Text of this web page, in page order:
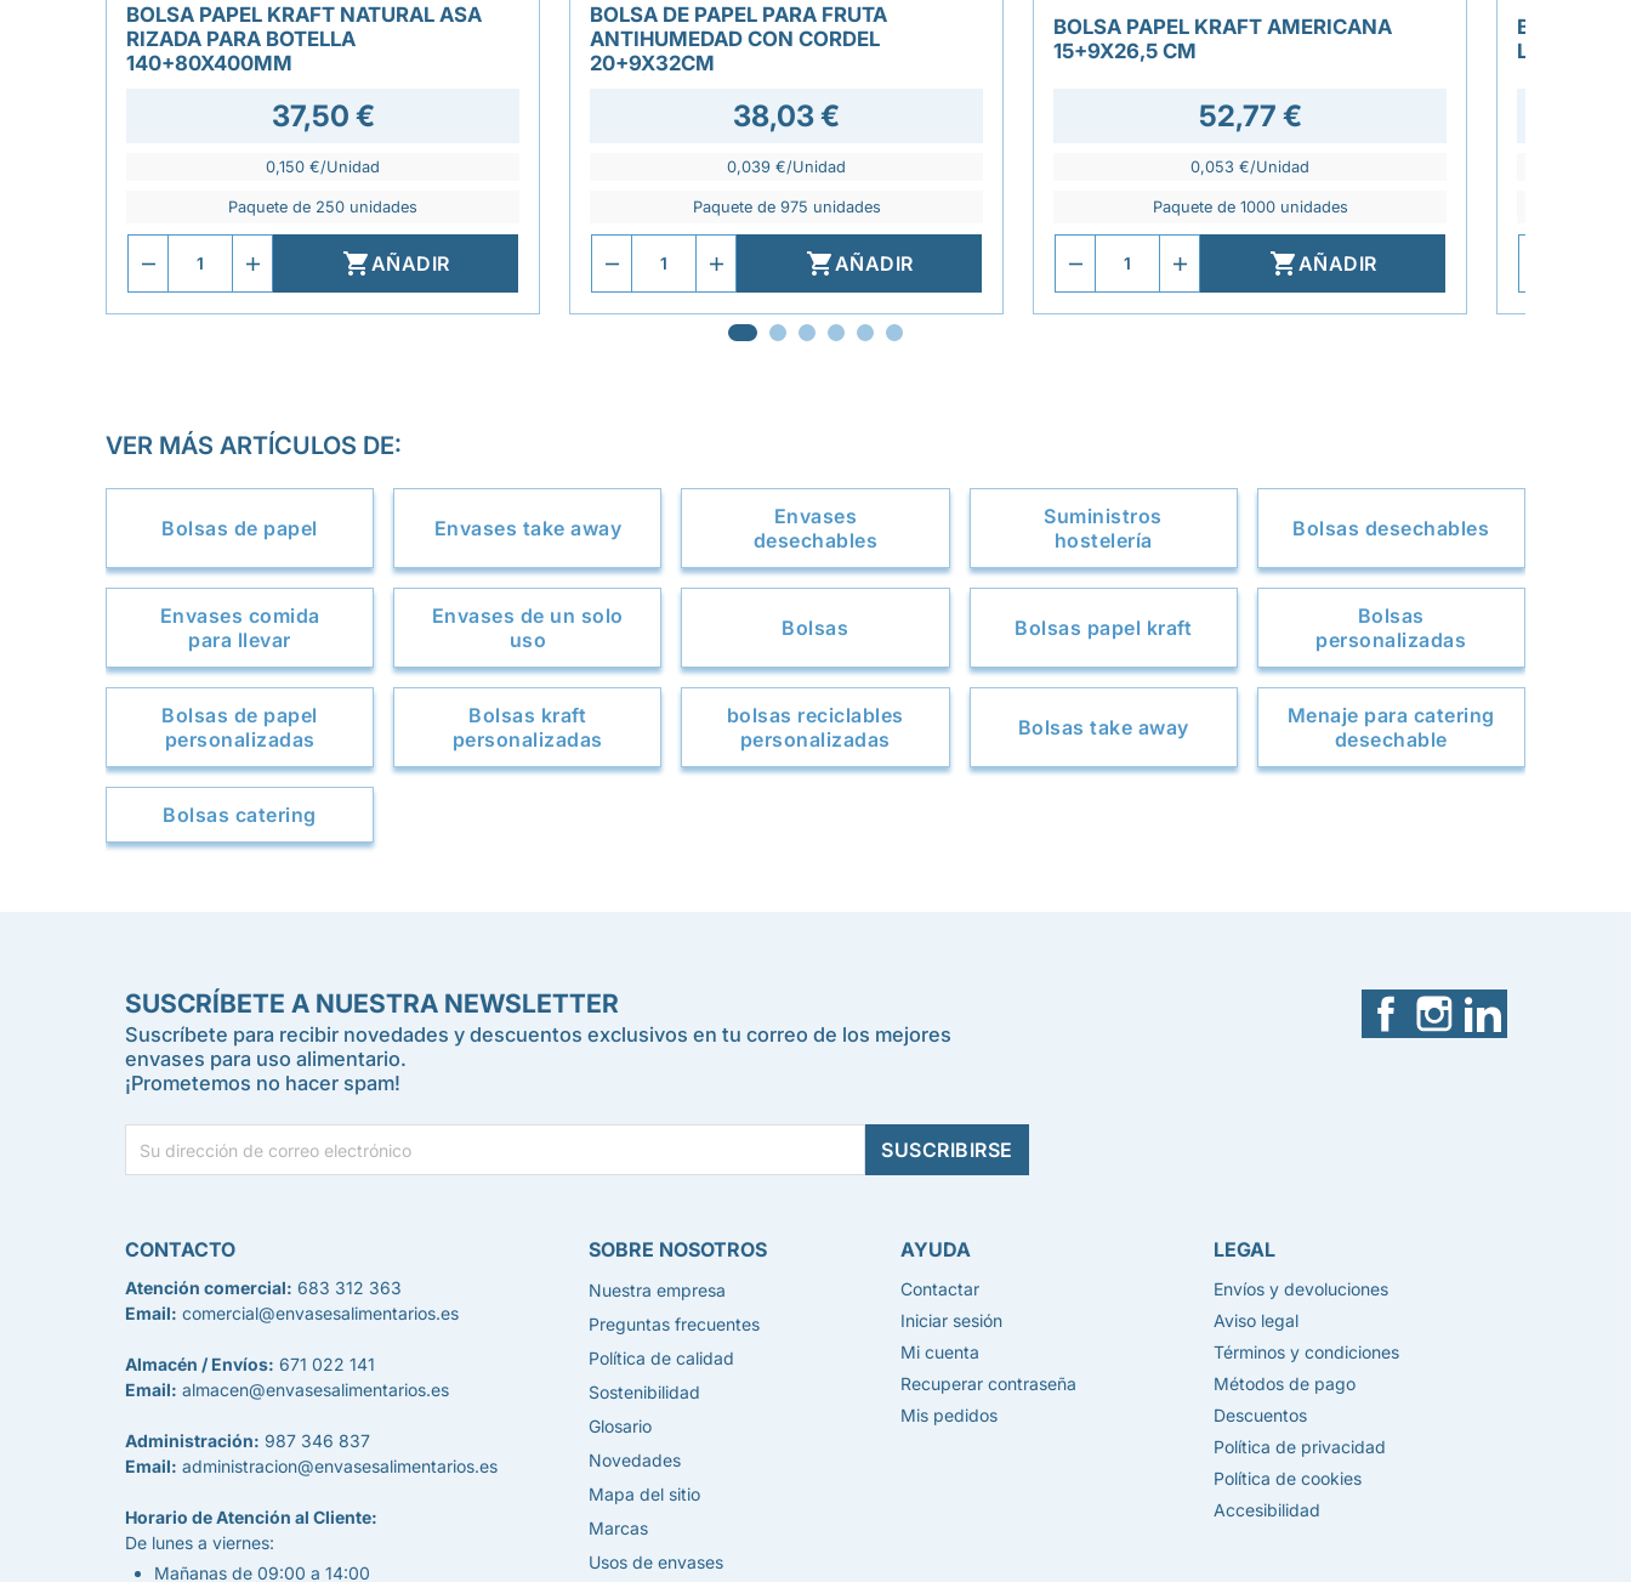
BOLSA PAPEL KRAFT NATURAL ASA
RIZADA PARA BOTELLA
140+80X400MM
37,50 €
0,150 €/Unidad
Paquete de 250 unidades
AÑADIR
BOLSA DE PAPEL PARA FRUTA
ANTIHUMEDAD CON CORDEL
20+9X32CM
38,03 €
0,039 €/Unidad
Paquete de 975 unidades
AÑADIR
BOLSA PAPEL KRAFT AMERICANA
15+9X26,5 CM
52,77 €
0,053 €/Unidad
Paquete de 1000 unidades
AÑADIR
BOLSA
VER MÁS ARTÍCULOS DE:
Bolsas de papel Envases take away
Envases
desechables
Suministros
hostelería
Bolsas desechables
Envases comida
para llevar
Envases de un solo
uso
Bolsas Bolsas papel kraft
Bolsas
personalizadas
Bolsas de papel
personalizadas
Bolsas kraft
personalizadas
bolsas reciclables
personalizadas
Bolsas take away
Menaje para catering
desechable
Bolsas catering
SUSCRÍBETE A NUESTRA NEWSLETTER
Suscríbete para recibir novedades y descuentos exclusivos en tu correo de los mejores
envases para uso alimentario.
¡Prometemos no hacer spam!
FacebookInstagram
CONTACTO
Atención comercial: 683 312 363
Email: comercial@envasesalimentarios.es
Almacén / Envíos: 671 022 141
Email: almacen@envasesalimentarios.es
Administración: 987 346 837
Email: administracion@envasesalimentarios.es
Horario de Atención al Cliente:
De lunes a viernes:
Mañanas de 09:00 a 14:00
SOBRE NOSOTROS
Nuestra empresa
Preguntas frecuentes
Política de calidad
Sostenibilidad
Glosario
Novedades
Mapa del sitio
Marcas
Usos de envases
AYUDA
Contactar
Iniciar sesión
Mi cuenta
Recuperar contraseña
Mis pedidos
LEGAL
Envíos y devoluciones
Aviso legal
Términos y condiciones
Métodos de pago
Descuentos
Política de privacidad
Política de cookies
Accesibilidad